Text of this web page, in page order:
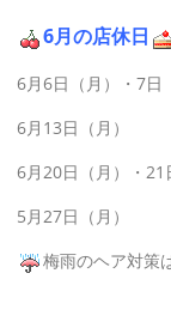
6月の店休日
6月6日（月）・7
6月13日（月）
6月20日（月）・21
5月27日（月）
梅雨のヘア対策